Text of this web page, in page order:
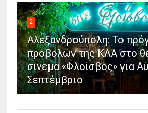
2
Αλεξανδρούπολη: Το
προβολών της ΚΛΑ στο
σινεμά «Φλοίσβος» για
Σεπτέμβριο